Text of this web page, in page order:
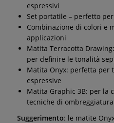
espressivi
Set portatile – perfetto
Combinazione di colori e
applicazioni
Matita Terracotta
per definire le tonalità
Matita Onyx: perfetta per
espressive
Matita Graphic 3B: per la
tecniche di
Suggerimento: le matite